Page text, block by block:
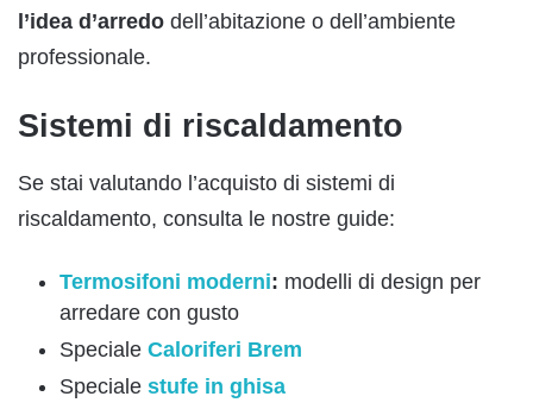
l’idea d’arredo dell’abitazione o dell’ambiente
professionale.
Sistemi di riscaldamento
Se stai valutando l’acquisto di sistemi di
riscaldamento, consulta le nostre guide:
Termosifoni moderni: modelli di design per
arredare con gusto
Speciale Caloriferi Brem
Speciale stufe in ghisa